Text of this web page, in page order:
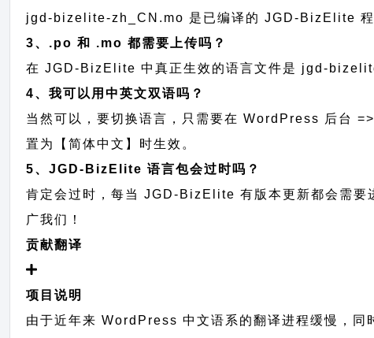
jgd-bizelite-zh_CN.mo 是已编译的 JGD-BizElite 程
3、.po 和 .mo 都需要上传吗？
在 JGD-BizElite 中真正生效的语言文件是 jgd-
4、我可以用中英文双语吗？
当然可以，要切换语言，只需要在 WordPress 后台
置为【简体中文】时生效。
5、JGD-BizElite 语言包会过时吗？
肯定会过时，每当 JGD-BizElite 有版本更新都会需要
广我们！
贡献翻译
项目说明
由于近年来 WordPress 中文语系的翻译进程缓慢，